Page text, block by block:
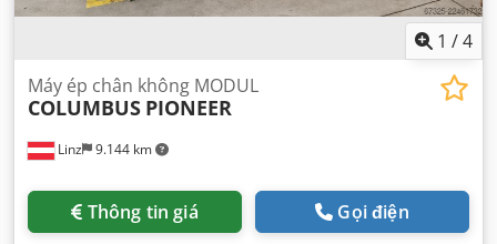
1 /4
Linz 9.144 km
Máy ép chân không MODUL
COLUMBUS PIONEER
Thông tin giá Gọi điện